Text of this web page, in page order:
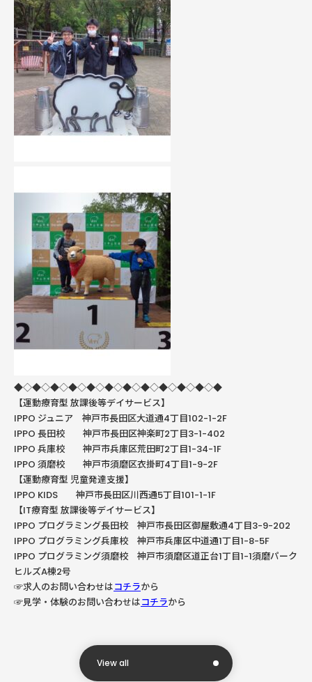
◆◇◆◇◆◇◆◇◆◇◆◇◆◇◆◇◆◇◆◇◆◇◆
【運動療育型放課後等デイサービス】
IPPO ジュニア 神戸市長田区大道通4丁目102-1-2F
IPPO 長田校 神戸市長田区神楽町2丁目3-1-402
IPPO 兵庫校 神戸市兵庫区荒田町2丁目1-34-1F
IPPO 須磨校 神戸市須磨区衣掛町4丁目1-9-2F
【運動療育型 児童発達支援】
IPPO KIDS 神戸市長田区川西通5丁目101-1-1F
【IT療育型放課後等デイサービス】
IPPO プログラミング長田校 神戸市長田区御屋敷通4丁目3-9-202
IPPO プログラミング兵庫校 神戸市兵庫区中道通1丁目1-8-5F
IPPO プログラミング須磨校 神戸市須磨区道正台1丁目1-1須磨パーク
ヒルズA棟2号
☞求人のお問い合わせはコチラから
☞見学・体験のお問い合わせはコチラから
View all